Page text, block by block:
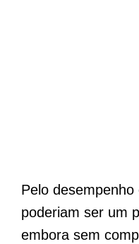
Pelo
poderiam ser um
embora sem